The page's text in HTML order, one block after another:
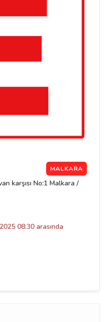
MALKARA
karşısı No:1 Malkara /
08:30 arasında